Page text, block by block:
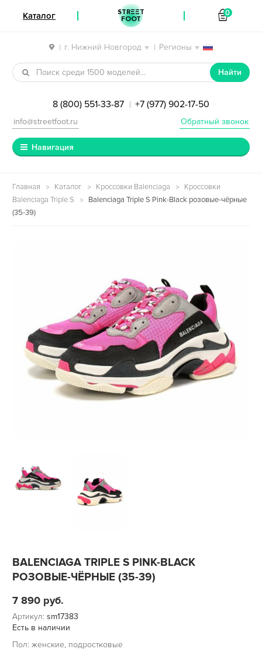
| г. Нижний Новгород | Регионы
Перейти к навигации
Перейти к содержимому
Найти
8 (800) 551-33-87 | +7 (977) 902-17-50
Обратный звонок
info@streetfoot.ru
Навигация
Главная Каталог Кроссовки Balenciaga
Кроссовки
Balenciaga Triple S
Balenciaga Triple S Pink-Black розовые-чёрные
(35-39)
BALENCIAGA TRIPLE S PINK-BLACK
РОЗОВЫЕ-ЧЁРНЫЕ (35-39)
7 890 руб.
Артикул: sm17383
Есть в наличии
Пол: женские, подростковые
Каталог STREET
FOOT
0